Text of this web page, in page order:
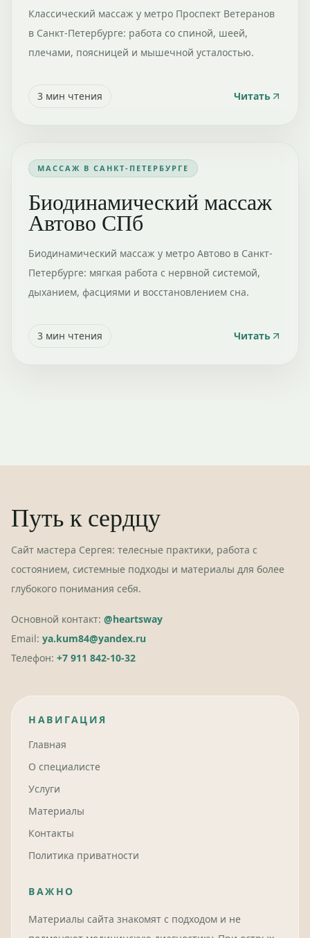
Классический массаж у метро Проспект Ветеранов
в Санкт-Петербурге: работа со спиной, шеей,
плечами, поясницей и мышечной усталостью.
3 мин чтения Читать
МАССАЖ В САНКТ-ПЕТЕРБУРГЕ
Биодинамический массаж
Автово СПб
Биодинамический массаж у метро Автово в Санкт-
Петербурге: мягкая работа с нервной системой,
дыханием, фасциями и восстановлением сна.
3 мин чтения Читать
Путь к сердцу
Сайт мастера Сергея: телесные практики, работа с
состоянием, системные подходы и материалы для более
глубокого понимания себя.
Основной контакт: @heartsway
Email: ya.kum84@yandex.ru
Телефон: +7 911 842-10-32
НАВИГАЦИЯ
Главная
О специалисте
Услуги
Материалы
Контакты
Политика приватности
ВАЖНО
Материалы сайта знакомят с подходом и не